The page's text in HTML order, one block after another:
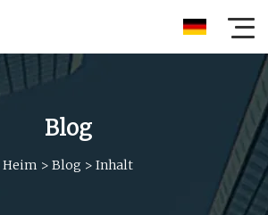
Blog
Heim > Blog > Inhalt